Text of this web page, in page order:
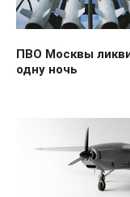
ПВО Москвы
одну ночь